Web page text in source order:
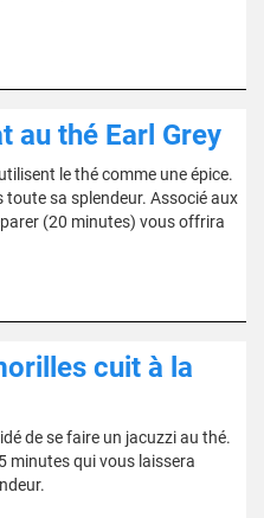
au thé Earl Grey
le thé comme une épice.
sa splendeur. Associé aux
(20 minutes) vous offrira
cuit à la
de se faire un jacuzzi au thé.
minutes qui vous laissera